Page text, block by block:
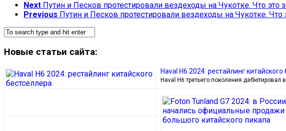
Next Путин и Песков протестировали вездеходы на Чукотке. Что это
Previous Путин и Песков протестировали вездеходы на Чукотке.
Новые статьи сайта:
Haval H6 2024: рестайлинг китайского
Haval H6 третьего поколения дебютировал